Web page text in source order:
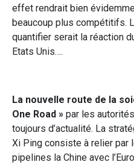
effet rendrait bien
beaucoup plus compétitifs.
quantifier serait la réaction
Etats Unis….
La nouvelle route de la
One Road » par les
toujours d’actualité. La
Xi Ping consiste à relier par
pipelines la Chine avec